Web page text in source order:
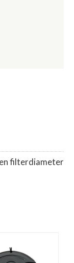
filterdiameter